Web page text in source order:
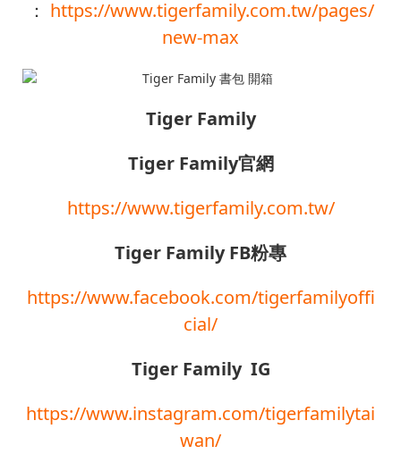
： https://www.tigerfamily.com.tw/pages/
new-max
Tiger Family
Tiger Family官網
https://www.tigerfamily.com.tw/
Tiger Family FB粉專
https://www.facebook.com/tigerfamilyoffi
cial/
Tiger Family IG
https://www.instagram.com/tigerfamilytai
wan/